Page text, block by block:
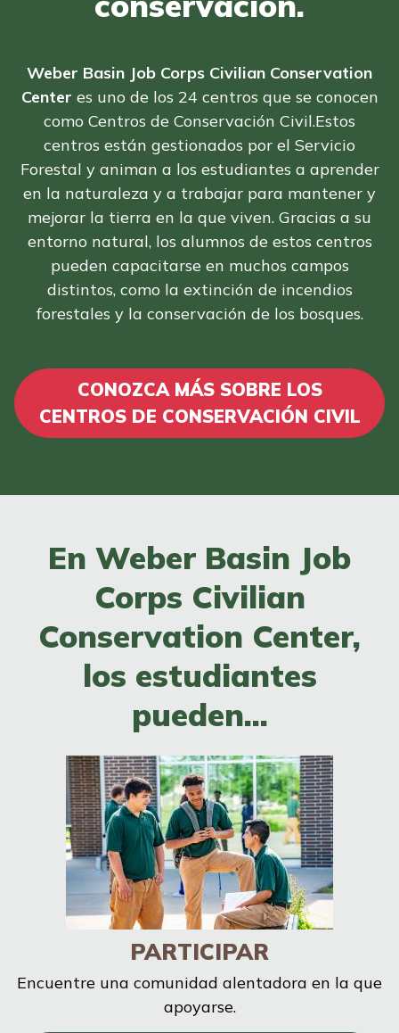
CONECTARSE
COMIENZA YA
Weber Basin Job Corps Civilian Conservation
Center es uno de los 24 centros que se conocen
como Centros de Conservación Civil.Estos
centros están gestionados por el Servicio
Forestal y animan a los estudiantes a aprender
en la naturaleza y a trabajar para mantener y
mejorar la tierra en la que viven. Gracias a su
entorno natural, los alumnos de estos centros
pueden capacitarse en muchos campos
distintos, como la extinción de incendios
forestales y la conservación de los bosques.
CONOZCA MÁS SOBRE LOS
CENTROS DE CONSERVACIÓN CIVIL
En Weber Basin Job
Corps Civilian
Conservation Center,
los estudiantes
pueden...
PARTICIPAR
Encuentre una comunidad alentadora en la que
apoyarse.